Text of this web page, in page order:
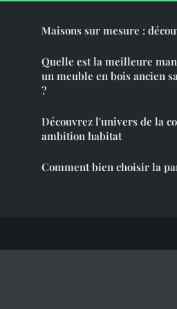
Maisons sur mesure :
Quelle est la meilleure
un meuble en bois ancien
?
Découvrez l'univers de la
ambition habitat
Comment bien choisir la